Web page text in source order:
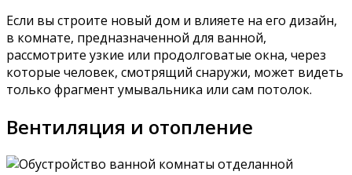
Если вы строите новый дом и влияете на его дизайн,
в комнате, предназначенной для ванной,
рассмотрите узкие или продолговатые окна, через
которые человек, смотрящий снаружи, может видеть
только фрагмент умывальника или сам потолок.
Вентиляция и отопление